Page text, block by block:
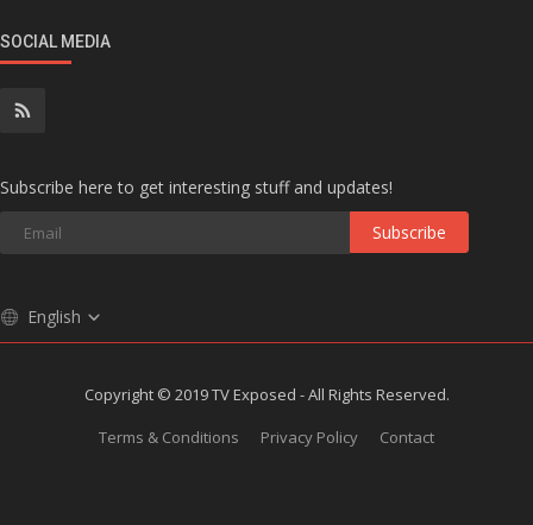
SOCIAL MEDIA
Subscribe here to get interesting stuff and updates!
Subscribe
English
Copyright © 2019 TV Exposed - All Rights Reserved.
Terms & Conditions
Privacy Policy Contact